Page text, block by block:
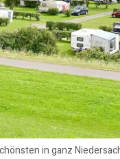
in ganz